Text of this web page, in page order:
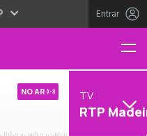
Entrar
NO AR TV
RTP